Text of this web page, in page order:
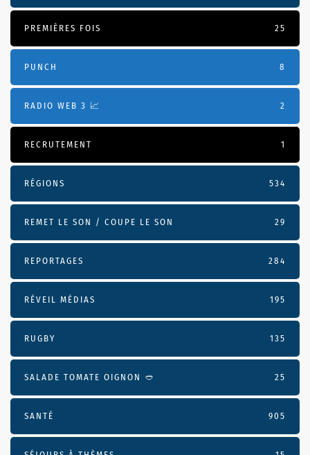
PREMIÈRES FOIS 25
PUNCH 8
RADIO WEB 3 📈 2
RECRUTEMENT 1
RÉGIONS 534
REMET LE SON / COUPE LE SON 29
REPORTAGES 284
RÉVEIL MÉDIAS 195
RUGBY 135
SALADE TOMATE OIGNON 🥙 25
SANTÉ 905